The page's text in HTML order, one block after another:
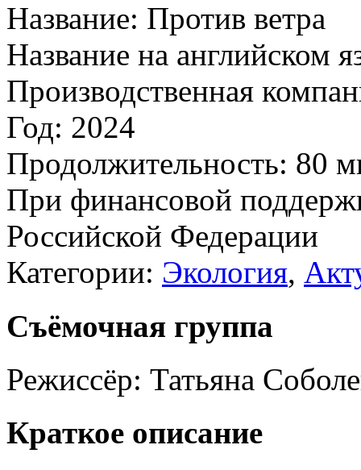
Название: Против ветра
Название на английском
Производственная
Год: 2024
Продолжительность: 80
При финансовой
Российской Федерации
Категории: Экология,
Съёмочная группа
Режиссёр: Татьяна
Краткое описание